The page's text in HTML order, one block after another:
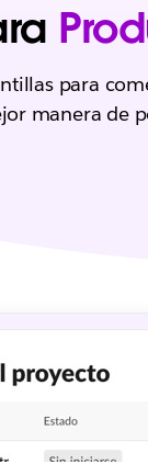
para
manera de